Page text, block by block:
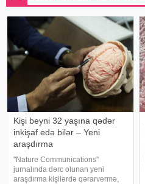
Kişi beyni 32 yaşına qədər
inkişaf edə bilər – Yeni
araşdırma
"Nature Communications"
jurnalında dərc olunan yeni
araşdırma kişilərdə qərarvermə,